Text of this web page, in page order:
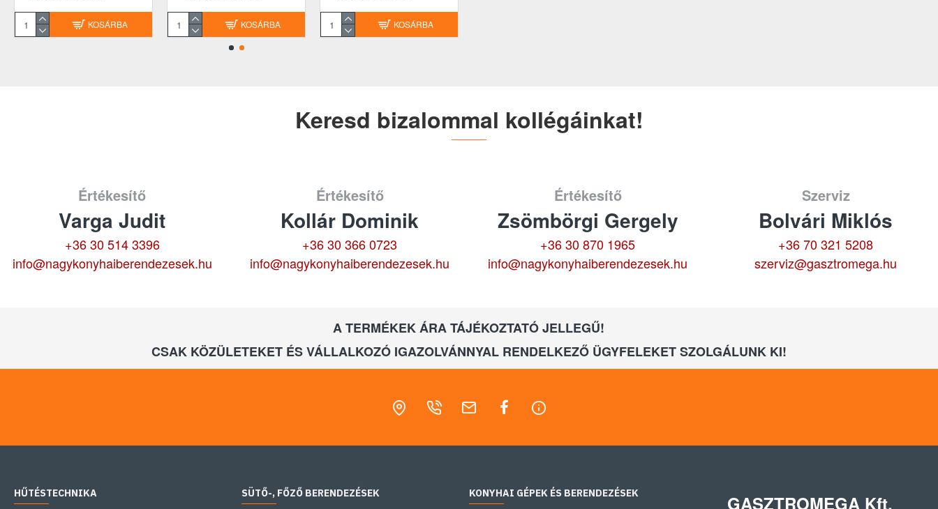
KOSÁRBA KOSÁRBA KOSÁRBA
Keresd bizalommal kollégáinkat!
Értékesítő
Varga Judit
+36 30 514 3396
info@nagykonyhaiberendezesek.hu
Értékesítő
Kollár Dominik
+36 30 366 0723
info@nagykonyhaiberendezesek.hu
Értékesítő
Zsömbörgi Gergely
+36 30 870 1965
info@nagykonyhaiberendezesek.hu
Szerviz
Bolvári Miklós
+36 70 321 5208
szerviz@gasztromega.hu
A TERMÉKEK ÁRA TÁJÉKOZTATÓ JELLEGŰ!
CSAK KÖZÜLETEKET ÉS VÁLLALKOZÓ IGAZOLVÁNNYAL RENDELKEZŐ ÜGYFELEKET SZOLGÁLUNK KI!
HŰTÉSTECHNIKA SÜTŐ-, FŐZŐ BERENDEZÉSEK KONYHAI GÉPEK ÉS BERENDEZÉSEK GASZTROMEGA Kft.